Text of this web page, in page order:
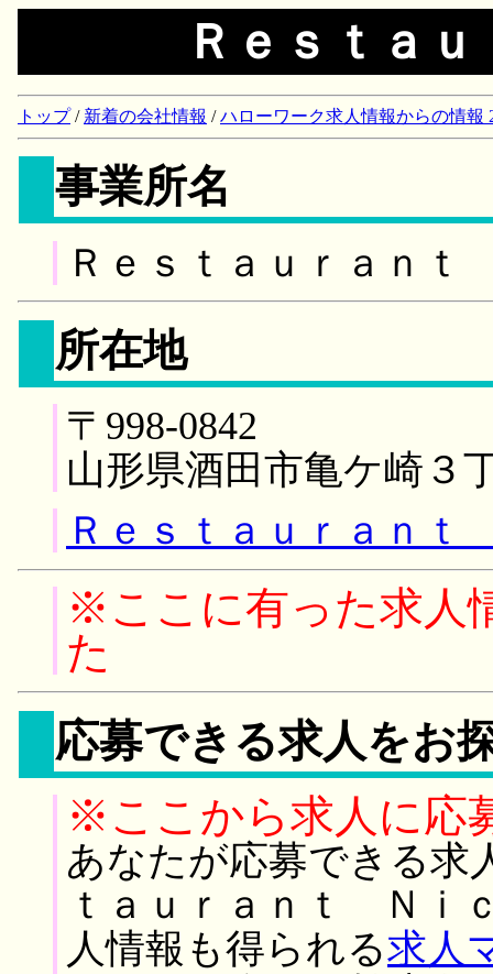
Ｒｅｓｔａ
トップ/ 新着の会社情報 /ハローワーク求人情報からの情報
事業所名
Ｒｅｓｔａｕｒａｎ
所在地
〒998-0842
山形県酒田市亀ケ崎３
Ｒｅｓｔａｕｒａｎ
※ここに有った求人
た
応募できる求人をお
※ここから求人に応
あなたが応募できる求
ｔａｕｒａｎｔ Ｎｉ
人情報も得られる求人